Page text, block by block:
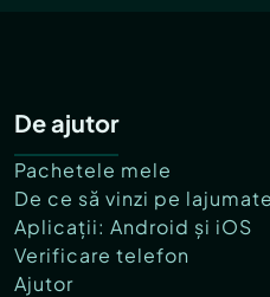
De ajutor
Pachetele mele
De ce să vinzi pe
Aplicații: Android și iOS
Verificare telefon
Ajutor